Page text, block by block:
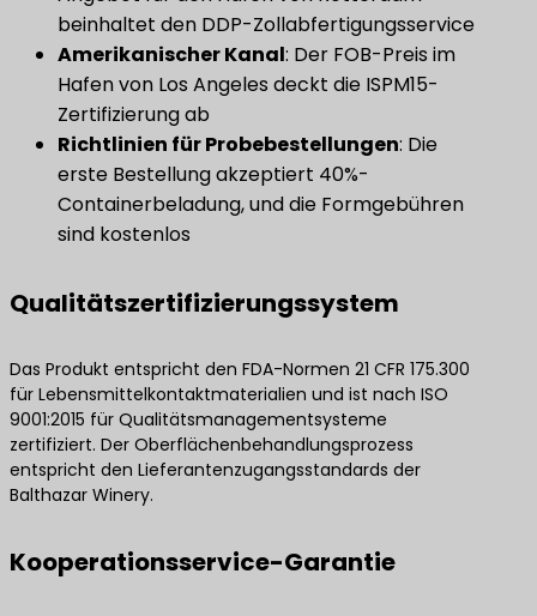
beinhaltet den DDP-Zollabfertigungsservice
Amerikanischer Kanal: Der FOB-Preis im
Hafen von Los Angeles deckt die ISPM15-
Zertifizierung ab
Richtlinien für Probebestellungen: Die
erste Bestellung akzeptiert 40%-
Containerbeladung, und die Formgebühren
sind kostenlos
Qualitätszertifizierungssystem
Das Produkt entspricht den FDA-Normen 21 CFR 175.300
für Lebensmittelkontaktmaterialien und ist nach ISO
9001:2015 für Qualitätsmanagementsysteme
zertifiziert. Der Oberflächenbehandlungsprozess
entspricht den Lieferantenzugangsstandards der
Balthazar Winery.
Kooperationsservice-Garantie